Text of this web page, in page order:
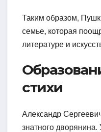
Таким образом,
семье, которая
литературе и
стихи
Александр
знатного дворянина.